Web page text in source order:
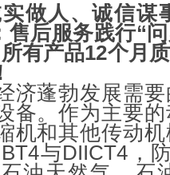
做人、诚信谋
售后服务践行“
有产品12个月
济蓬勃发展需
备。作为主要
机和其他传动
与DIICT4，